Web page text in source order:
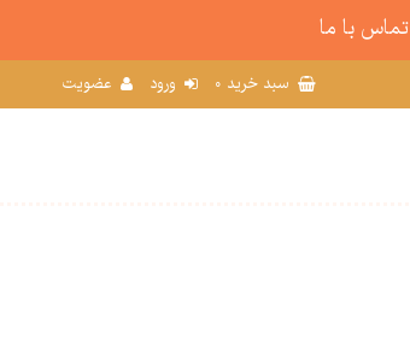
تماس با ما
سبد خرید 0 ورود عضویت